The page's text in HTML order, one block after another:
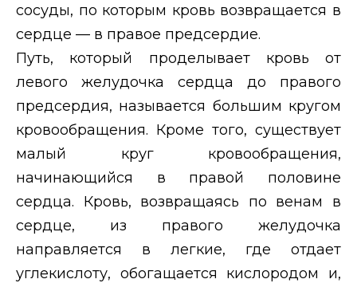
сосуды, по которым кровь возвращается в
сердце — в правое предсердие.
Путь, который проделывает кровь от
левого желудочка сердца до правого
предсердия, называется большим кругом
кровообращения. Кроме того, существует
малый круг кровообращения,
начинающийся в правой половине
сердца. Кровь, возвращаясь по венам в
сердце, из правого желудочка
направляется в легкие, где отдает
углекислоту, обогащается кислородом и,